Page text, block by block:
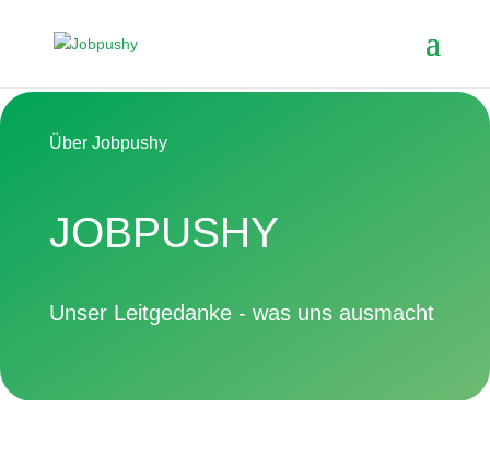
Über Jobpushy
JOBPUSHY
Unser Leitgedanke - was uns ausmacht